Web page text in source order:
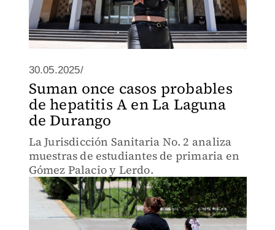
30.05.2025/
Suman once casos probables
de hepatitis A en La Laguna
de Durango
La Jurisdicción Sanitaria No. 2 analiza
muestras de estudiantes de primaria en
Gómez Palacio y Lerdo.